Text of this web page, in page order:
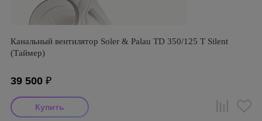
Канальный вентилятор Soler & Palau TD 350/125 T Silent
(Таймер)
39 500 ₽